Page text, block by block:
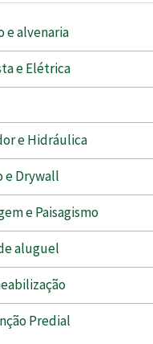
e alvenaria
e Elétrica
e Hidráulica
e Drywall
e Paisagismo
aluguel
Predial